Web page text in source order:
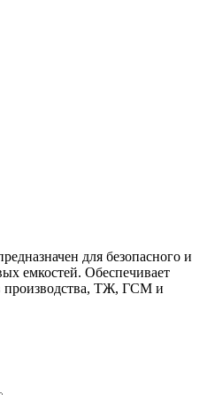
для безопасного и
емкостей. Обеспечивает
производства, ТЖ, ГСМ и